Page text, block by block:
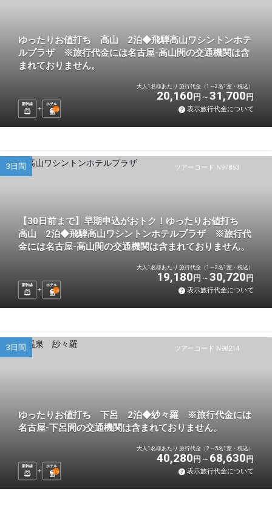
ゆったりお値打ち 高山 2泊◆飛騨高山ワシントンホテ
ルプラザ ※旅行代金には名古屋-高山間の交通機関は含
まれておりません。
新幹線
ホテル
2泊
大人1名様あたり 旅行代金（1～2名1室・税込）
20,160 円 31,700 円
表示旅行代金について
ツアーコード N97853
3日間
【30日前まで】早期申込がおトク！ゆったりお値打ち
高山 2泊◆飛騨高山ワシントンホテルプラザ ※旅行代
金には名古屋-高山間の交通機関は含まれておりません。
新幹線
ホテル
2泊
大人1名様あたり 旅行代金（1～2名1室・税込）
19,180 円 30,720 円
表示旅行代金について
ツアーコード N98214
3日間
ゆったりお値打ち 下呂 2泊◆紗々羅 ※旅行代金には
名古屋-下呂間の交通機関は含まれておりません。
新幹線
ホテル
2泊
大人1名様あたり 旅行代金（2～5名1室・税込）
40,280 円 68,630 円
表示旅行代金について